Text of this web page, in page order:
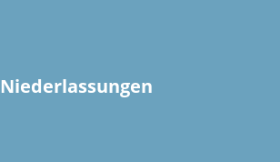
Niederlassungen